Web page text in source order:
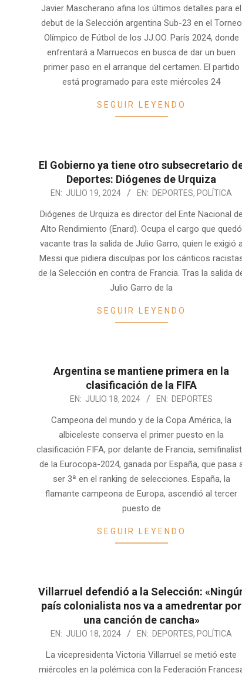
Javier Mascherano afina los últimos detalles para el
debut de la Selección argentina Sub-23 en el Torneo
Olímpico de Fútbol de los JJ.OO. París 2024, donde
enfrentará a Marruecos en busca de dar un buen
primer paso en el arranque del certamen. El partido
está programado para este miércoles 24
SEGUIR LEYENDO
El Gobierno ya tiene otro subsecretario
Deportes: Diógenes de Urquiza
2024-EN: JULIO 19, 2024 EN: DEPORTES, POLÍTICA
Diógenes de Urquiza es director del Ente Nacional de
Alto Rendimiento (Enard). Ocupa el cargo que quedó
vacante tras la salida de Julio Garro, quien le exigió
Messi que pidiera disculpas por los cánticos
de la Selección en contra de Francia. Tras la salida
Julio Garro de la
SEGUIR LEYENDO
Argentina se mantiene primera en la
clasificación de la FIFA
EN: JULIO 18, 2024 EN: DEPORTES
Campeona del mundo y de la Copa América, la
albiceleste conserva el primer puesto en la
clasificación FIFA, por delante de Francia,
de la Eurocopa-2024, ganada por España, que pasa
ser 3ª en el ranking de selecciones. España, la
flamante campeona de Europa, ascendió al tercer
puesto de
SEGUIR LEYENDO
Villarruel defendió a la Selección:
país colonialista nos va a amedrentar por
una canción de cancha»
2024-EN: JULIO 18, 2024 EN: DEPORTES, POLÍTICA
La vicepresidenta Victoria Villarruel se metió este
miércoles en la polémica con la Federación